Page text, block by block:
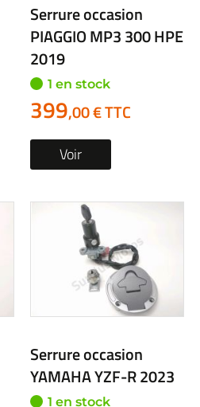
Serrure occasion
PIAGGIO MP3 300 HPE
2019
1 en stock
399,00 € TTC
Voir
Serrure occasion
YAMAHA YZF-R 2023
1 en stock